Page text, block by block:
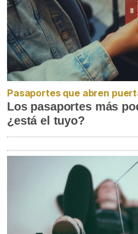
Pasaportes que abren
Los pasaportes más
¿está el tuyo?